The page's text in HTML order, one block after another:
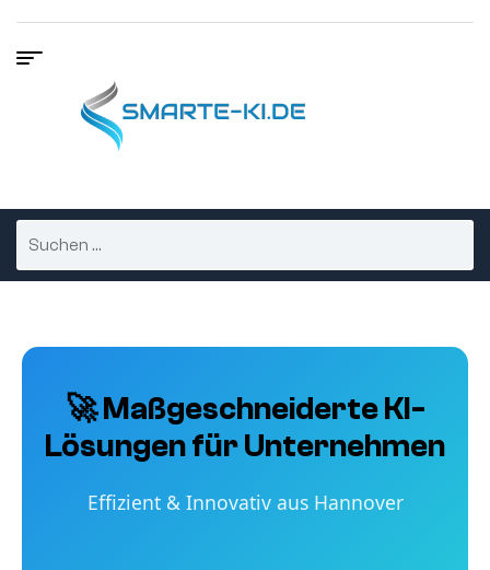
🚀 Maßgeschneiderte KI-
Lösungen für Unternehmen
Effizient & Innovativ aus Hannover